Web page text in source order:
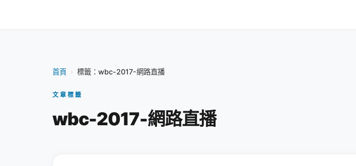
首頁 › 標籤：wbc-2017-網路直播
文章標籤
wbc-2017-網路直播